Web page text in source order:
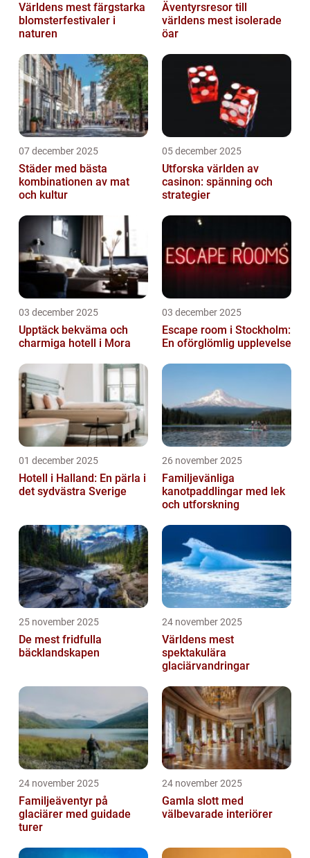
Världens mest färgstarka
blomsterfestivaler i
naturen
Äventyrsresor till
världens mest isolerade
öar
07 december 2025
Städer med bästa
kombinationen av mat
och kultur
05 december 2025
Utforska världen av
casinon: spänning och
strategier
03 december 2025
Upptäck bekväma och
charmiga hotell i Mora
03 december 2025
Escape room i Stockholm:
En oförglömlig upplevelse
01 december 2025
Hotell i Halland: En pärla i
det sydvästra Sverige
26 november 2025
Familjevänliga
kanotpaddlingar med lek
och utforskning
25 november 2025
De mest fridfulla
bäcklandskapen
24 november 2025
Världens mest
spektakulära
glaciärvandringar
24 november 2025
Familjeäventyr på
glaciärer med guidade
turer
24 november 2025
Gamla slott med
välbevarade interiörer